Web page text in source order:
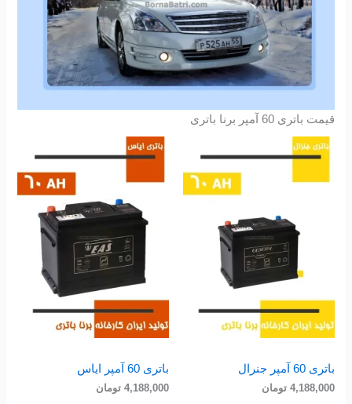
قیمت باتری 60 آمپر برنا باتری
باتری 60 آمپر جنرال
4,188,000 تومان
باتری 60 آمپر ایاس
4,188,000 تومان